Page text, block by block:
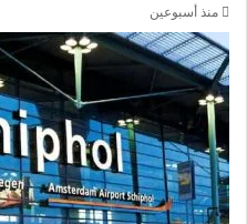
منذ أسبوعين